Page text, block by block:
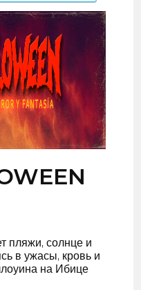
пляжи, солнце и
в ужасы, кровь и
на Ибице